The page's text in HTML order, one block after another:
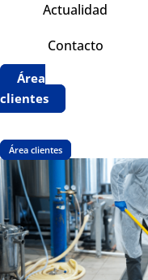
Actualidad
Contacto
Área
clientes
Área clientes